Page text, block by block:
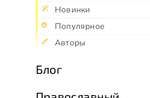
Новинки
Популярное
Авторы
Блог